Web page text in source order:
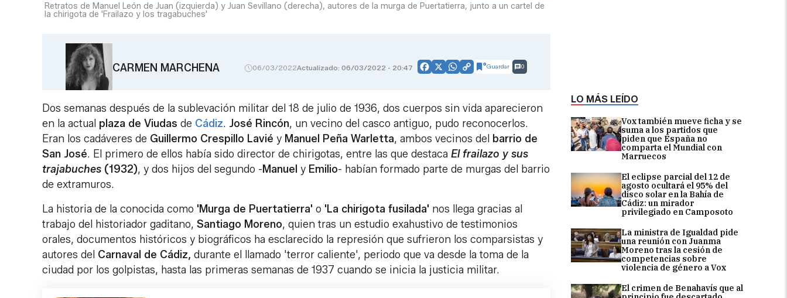
LO MÁS LEÍDO
Vox también mueve ficha y se
suma a los partidos que
piden que España no
comparta el Mundial con
Marruecos
El eclipse parcial del 12 de
agosto ocultará el 95% del
disco solar en la Bahía de
Cádiz: un mirador
privilegiado en Camposoto
La ministra de Igualdad pide
una reunión con Juanma
Moreno tras la cesión de
competencias sobre
violencia de género a Vox
El crimen de Benahavís que al
Retratos de Manuel León de Juan (izquierda) y Juan Sevillano (derecha), autores de la murga de Puertatierra, junto a un cartel de
la chirigota de 'Frailazo y los tragabuches'
CARMEN MARCHENA 06/03/2022Actualizado: 06/03/2022 - 20:47 Facebook
X WhatsApp
CopyGuardar 0
Dos semanas después de la sublevación militar del 18 de julio de 1936, dos cuerpos sin vida aparecieron
en la actual plaza de Viudas de Cádiz. José Rincón, un vecino del casco antiguo, pudo reconocerlos.
Eran los cadáveres de Guillermo Crespillo Lavié y Manuel Peña Warletta, ambos vecinos del barrio de
San José. El primero de ellos había sido director de chirigotas, entre las que destaca El frailazo y sus
trajabuches (1932), y dos hijos del segundo -Manuel y Emilio- habían formado parte de murgas del barrio
de extramuros.
La historia de la conocida como 'Murga de Puertatierra' o 'La chirigota fusilada' nos llega gracias al
trabajo del historiador gaditano, Santiago Moreno, quien tras un estudio exahustivo de testimonios
orales, documentos históricos y biográficos ha esclarecido la represión que sufrieron los comparsistas y
autores del Carnaval de Cádiz, durante el llamado 'terror caliente', periodo que va desde la toma de la
ciudad por los golpistas, hasta las primeras semanas de 1937 cuando se inicia la justicia militar.